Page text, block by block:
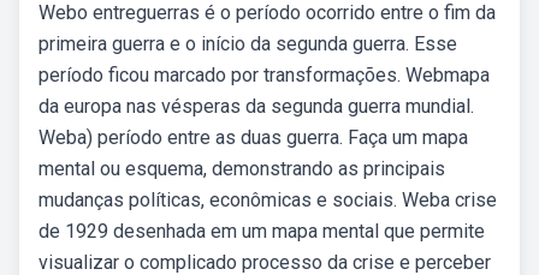
Webo entreguerras é o período ocorrido entre o fim da
primeira guerra e o início da segunda guerra. Esse
período ficou marcado por transformações. Webmapa
da europa nas vésperas da segunda guerra mundial.
Weba) período entre as duas guerra. Faça um mapa
mental ou esquema, demonstrando as principais
mudanças políticas, econômicas e sociais. Weba crise
de 1929 desenhada em um mapa mental que permite
visualizar o complicado processo da crise e perceber